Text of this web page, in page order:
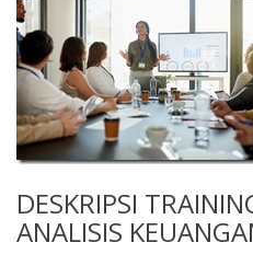
DESKRIPSI
ANALISIS